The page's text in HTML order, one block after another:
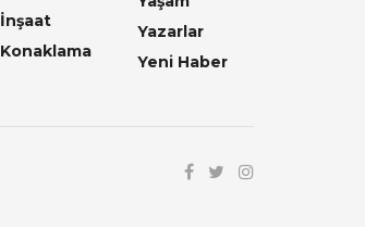
İnşaat
Konaklama
Yazarlar
Yeni Haber